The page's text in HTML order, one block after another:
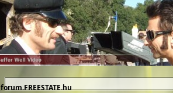
forum.FREESTATE.hu